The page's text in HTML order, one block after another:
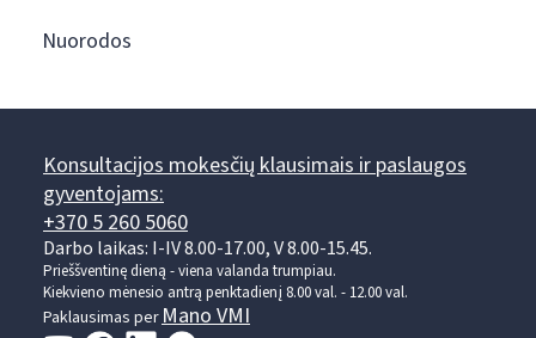
Nuorodos
Konsultacijos mokesčių klausimais ir paslaugos
gyventojams:
+370 5 260 5060
Darbo laikas: I-IV 8.00-17.00, V 8.00-15.45.
Prieššventinę dieną - viena valanda trumpiau.
Kiekvieno mėnesio antrą penktadienį 8.00 val. - 12.00 val.
Paklausimas per Mano VMI